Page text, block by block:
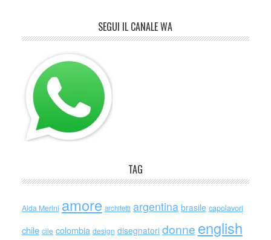
SEGUI IL CANALE WA
TAG
Alda Merini amore architetti argentina brasile capolavori
chile cile colombia design disegnatori donne english